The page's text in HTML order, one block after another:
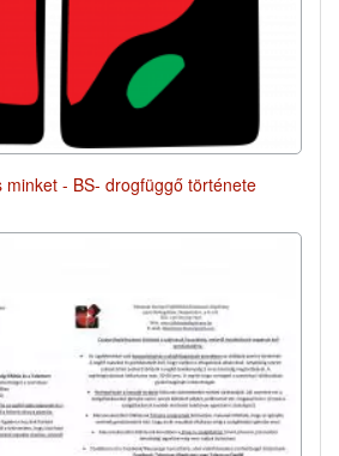
minket - BS- drogfüggő története